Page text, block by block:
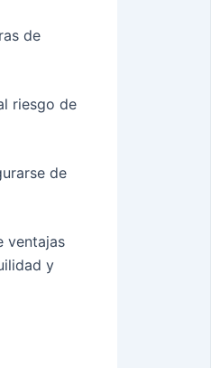
de
riesgo de
de
ventajas
y